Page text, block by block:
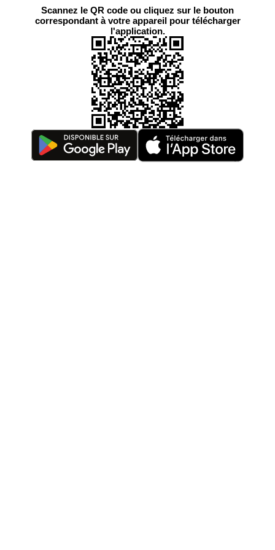
Scannez le QR code ou cliquez sur le bouton
correspondant à votre appareil pour télécharger
l'application.